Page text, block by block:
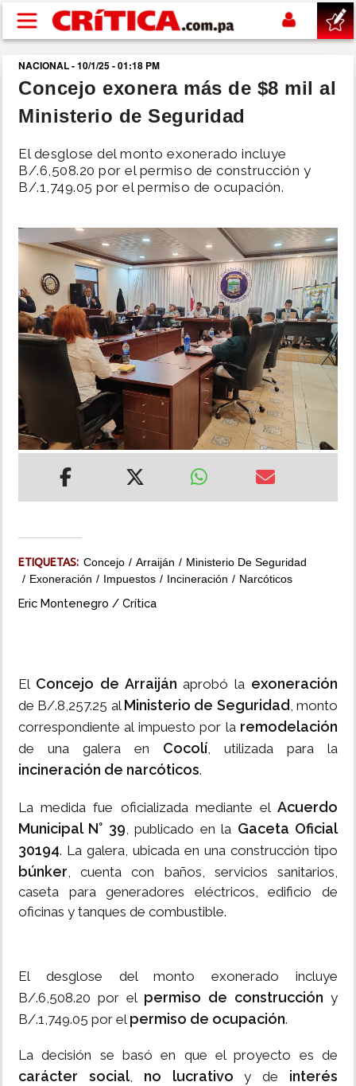
Pasar al contenido principal
buscar
SUCESOS
NACIONAL
SHOW
DEPORTES
MUNDO
MULTIMEDIA
IMPRESO
NACIONAL - 10/1/25 - 01:18 PM
Concejo exonera más de $8 mil al
Ministerio de Seguridad
El desglose del monto exonerado incluye
B/.6,508.20 por el permiso de construcción y
B/.1,749.05 por el permiso de ocupación.
ETIQUETAS: Concejo Arraiján
Ministerio De Seguridad
Exoneración
Impuestos Incineración Narcóticos
Eric Montenegro / Crítica
El Concejo de Arraiján aprobó la exoneración
de B/.8,257.25 al Ministerio de Seguridad , monto
correspondiente al impuesto por la remodelación
de una galera en Cocolí, utilizada para la
incineración de narcóticos.
La medida fue oficializada mediante el Acuerdo
Municipal N° 39, publicado en la Gaceta Oficial
30194. La galera, ubicada en una construcción tipo
búnker, cuenta con baños, servicios sanitarios,
caseta para generadores eléctricos, edificio de
oficinas y tanques de combustible.
El desglose del monto exonerado incluye
B/.6,508.20 por el permiso de construcción y
B/.1,749.05 por el permiso de ocupación.
La decisión se basó en que el proyecto es de
carácter social, no lucrativo y de interés